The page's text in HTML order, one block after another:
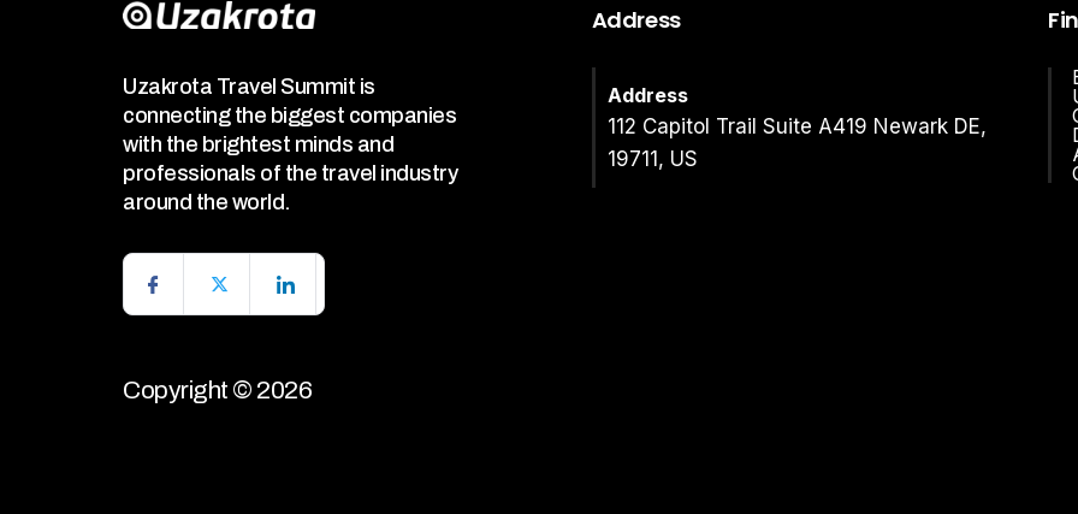
Uzakrota Travel Summit is
connecting the biggest companies
with the brightest minds and
professionals of the travel industry
around the world.
Copyright © 2026
Address
Address
112 Capitol Trail Suite A419 Newark DE,
19711, US